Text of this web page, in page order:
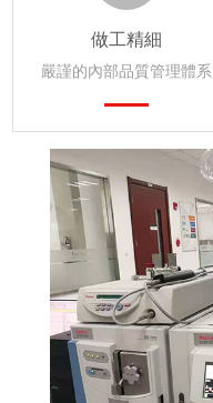
做工精細
嚴謹的內部品質管理體系